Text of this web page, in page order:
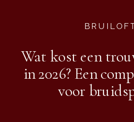
Wat kost een
in 2026? Een
voor